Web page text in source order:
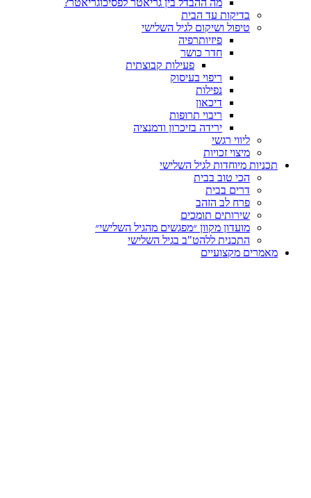
מה ההבדל בין גריאטר לפסיכוגריאטר?
בדיקות עד הבית
טיפול ושיקום לגיל השלישי
פיזיותרפיה
חדר כושר
פעילות קבוצתית
ריפוי בעיסוק
ריבוי תרופות
ירידה בזיכרון ודמנציה
מיצוי זכויות
מיוחדות לגיל השלישי
הכי טוב בבית
דרים בבית
פרח לב הזהב
שירותים תומכים
מועדון מקוון ״מפגשים מהגיל השלישי״
התכנית ללהט"ב בגיל השלישי
מקצועיים